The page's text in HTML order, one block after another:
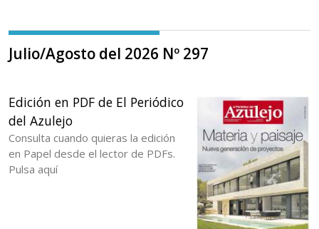
Julio/Agosto del 2026 Nº 297
Edición en PDF de El Periódico
del Azulejo
Consulta cuando quieras la edición
en Papel desde el lector de PDFs.
Pulsa aquí